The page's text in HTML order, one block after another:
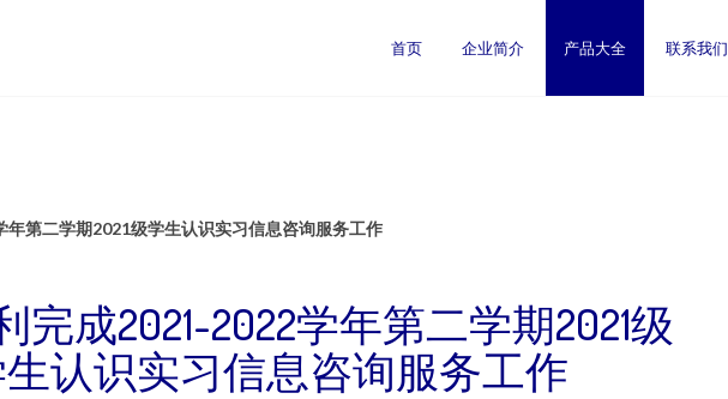
首页 企业简介 产品大全 联系我们
第二学期2021级学生认识实习信息咨询服务工作
完成2021-2022学年第二学期2021级
认识实习信息咨询服务工作